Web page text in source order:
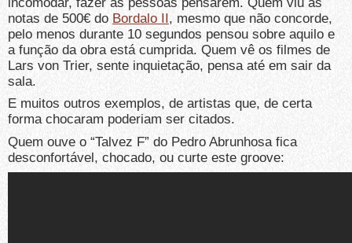
notas de 500€ do Bordalo II , mesmo que não concorde,
pelo menos durante 10 segundos pensou sobre aquilo e
a função da obra está cumprida. Quem vê os filmes de
Lars von Trier, sente inquietação, pensa até em sair da
sala.
E muitos outros exemplos, de artistas que, de certa
forma chocaram poderiam ser citados.
Quem ouve o “Talvez F” do Pedro Abrunhosa fica
desconfortável, chocado, ou curte este groove: